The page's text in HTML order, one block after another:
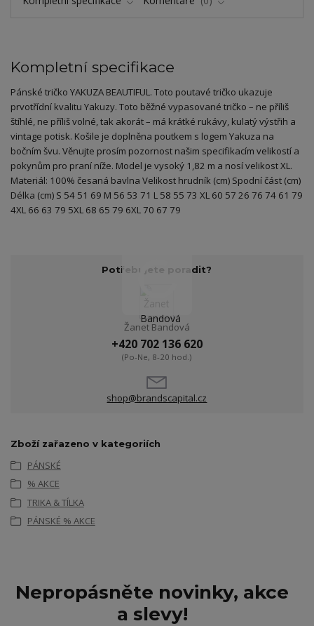
Kompletní specifikace
Pánské tričko YAKUZA BEAUTIFUL. Toto poutavé tričko ukazuje
prvotřídní kvalitu Yakuzy. Toto běžné vypasované tričko – ne příliš
štíhlé, ne příliš volné, tak akorát – má krátké rukávy, kulatý výstřih a
vintage potisk. Košile je doplněna poutkem s logem Yakuza na
bočním švu. Věnujte prosím pozornost našim specifikacím velikostí a
pokynům pro praní níže. Model je vysoký 1,82 m a nosí velikost XL.
Materiál: 100% česaná bavlna Velikost hrudník (cm) Spodní část (cm)
Délka (cm) S 54 51 69 M 56 53 71 L 58 55 73 XL 60 57 26 76 74 61 79
4XL 66 63 79 5XL 68 65 79 6XL 70 67 79
Potřebujete poradit?
Žanet Bandová
+420 702 136 620
(Po-Ne, 8-20 hod.)
shop@brandscapital.cz
Zboží zařazeno v kategoriích
PÁNSKÉ
% AKCE
TRIKA & TÍLKA
PÁNSKÉ % AKCE
Nepropásněte novinky, akce
a slevy!